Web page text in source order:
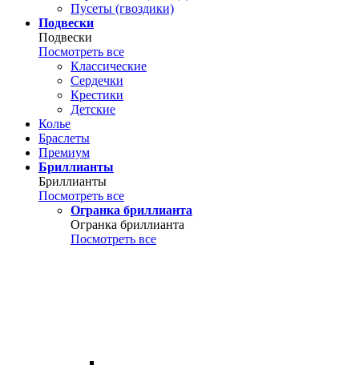
Пусеты (гвоздики)
Подвески
Подвески
Посмотреть все
Классические
Сердечки
Крестики
Детские
Колье
Браслеты
Премиум
Бриллианты
Бриллианты
Посмотреть все
Огранка бриллианта
Огранка бриллианта
Посмотреть все